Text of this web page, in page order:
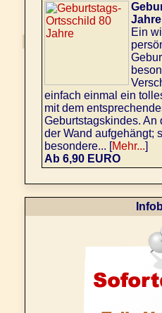
Jahre
Ein
einfach einmal ein
mit dem
Geburtstagskindes. An
der Wand aufgehängt;
besondere... [Mehr...]
Ab 6,90 EURO